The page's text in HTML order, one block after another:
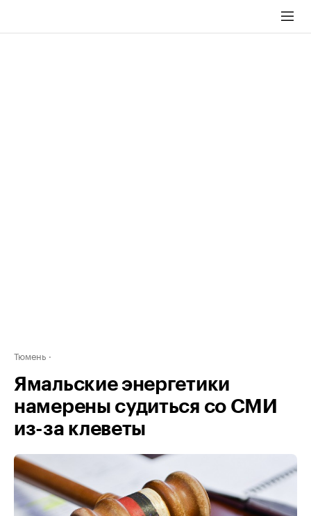
Тюмень
Ямальские энергетики
намерены судиться со СМИ
из-за клеветы